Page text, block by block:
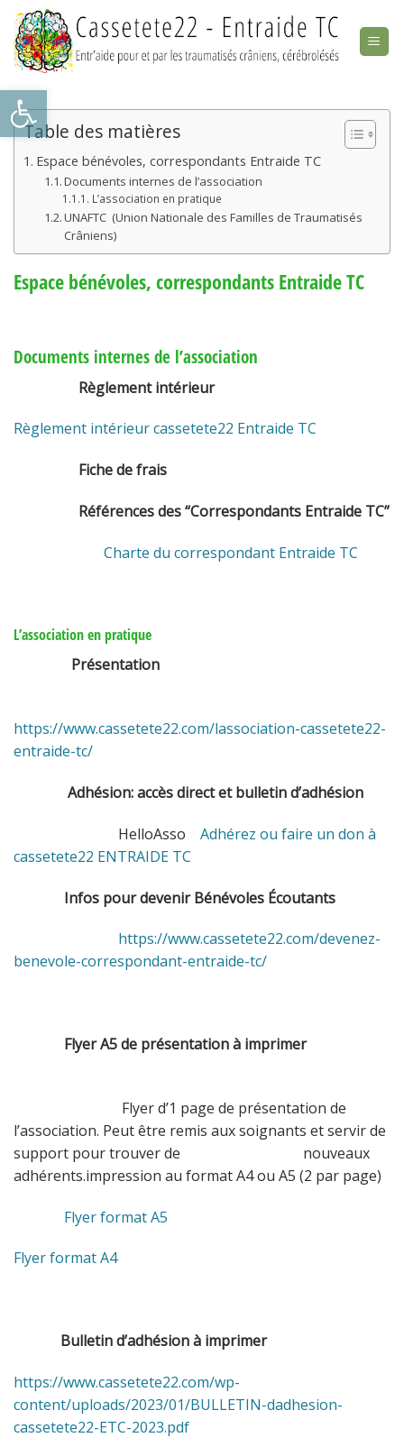
Ouvrir la barre d’outils
Skip
content
Table des matières
Espace bénévoles, correspondants Entraide TC
Documents internes de l’association
L’association en pratique
UNAFTC (Union Nationale des Familles de Traumatisés
Crâniens)
Espace bénévoles, correspondants Entraide TC
Documents internes de l’association
Règlement intérieur
Règlement intérieur cassetete22 Entraide TC
Fiche de frais
Références des “Correspondants Entraide TC”
Charte du correspondant Entraide TC
L’association en pratique
Présentation
https://www.cassetete22.com/lassociation-cassetete22-
entraide-tc/
Adhésion: accès direct et bulletin d’adhésion
HelloAsso Adhérez ou faire un don à
cassetete22 ENTRAIDE TC
Infos pour devenir Bénévoles Écoutants
https://www.cassetete22.com/devenez-
benevole-correspondant-entraide-tc/
Flyer A5 de présentation à imprimer
Flyer d’1 page de présentation de
l’association. Peut être remis aux soignants et servir de
support pour trouver de nouveaux
adhérents.impression au format A4 ou A5 (2 par page)
Flyer format A5
Flyer format A4
Bulletin d’adhésion à imprimer
https://www.cassetete22.com/wp-
content/uploads/2023/01/BULLETIN-dadhesion-
cassetete22-ETC-2023.pdf